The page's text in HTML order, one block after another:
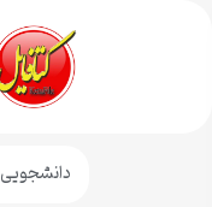
دانشجویی